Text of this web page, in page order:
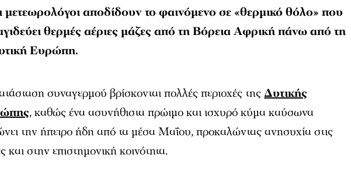
μετεωρολόγοι αποδίδουν το φαινόμενο σε «θερμικό θόλο» που
θερμές αέριες μάζες από τη Βόρεια Αφρική πάνω από τη
Ευρώπη.
συναγερμού βρίσκονται πολλές περιοχές τηςΔυτικής
, καθώς ένα ασυνήθιστα πρώιμο και ισχυρό κύμα καύσωνα
την ήπειρο ήδη από τα μέσα Μαΐου, προκαλώντας ανησυχία στις
και στην επιστημονική κοινότητα.